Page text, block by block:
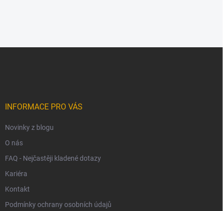
INFORMACE PRO VÁS
Novinky z blogu
O nás
FAQ - Nejčastěji kladené dotazy
Kariéra
Kontakt
Podmínky ochrany osobních údajů